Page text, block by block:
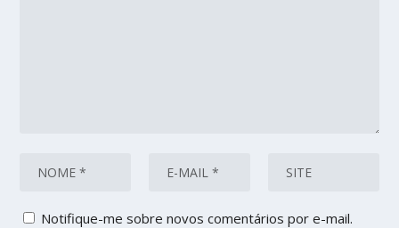
Notifique-me sobre novos comentários por e-mail.